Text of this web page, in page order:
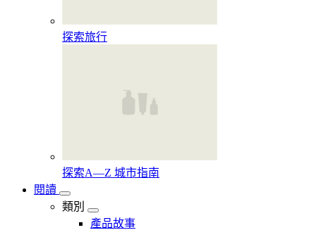
探索旅行
探索A—Z 城市指南
閱讀
類別
產品故事